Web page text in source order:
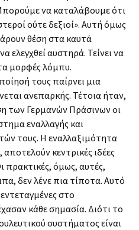
να καταλάβουμε ότι
ούτε δεξιοί». Αυτή όμως
θέση στα καυτά
ελεγχθεί αυστηρά. Τείνει να
μορφές λόμπυ.
τους παίρνει μια
ανεπαρκής. Τέτοια ήταν,
των Γερμανών Πράσινων οι
εναλλαγής και
τους. Η εναλλαξιμότητα
κεντρικές ιδέες
πρακτικές, όμως, αυτές,
δεν λένε πια τίποτα. Αυτό
στο
κάθε σημασία. Διότι το
συστήματος είναι